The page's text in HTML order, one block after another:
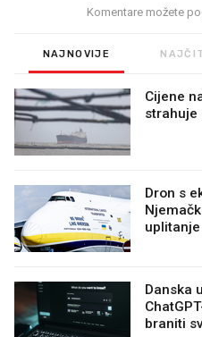
Komentare možete
NAJNOVIJE
Cijene
strahuje
Dron s
Danska
braniti